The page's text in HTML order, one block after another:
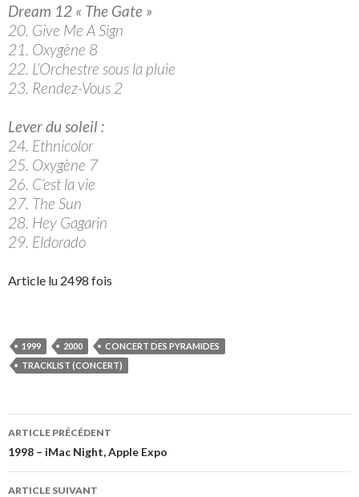
Dream 12 « The Gate »
20. Give Me A Sign
21. Oxygène 8
22. L’Orchestre sous la pluie
23. Rendez-Vous 2
Lever du soleil :
24. Ethnicolor
25. Oxygène 7
26. C’est la vie
27. The Sun
28. Hey Gagarin
29. Eldorado
Article lu 2498 fois
1999 2000
CONCERT DES PYRAMIDES
TRACKLIST (CONCERT)
Navigation
des
articles
ARTICLE PRÉCÉDENT
1998 – iMac Night, Apple Expo
ARTICLE SUIVANT